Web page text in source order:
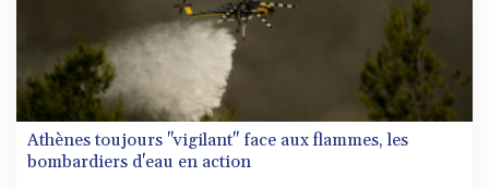
Athènes toujours "vigilant" face aux flammes, les
bombardiers d'eau en action